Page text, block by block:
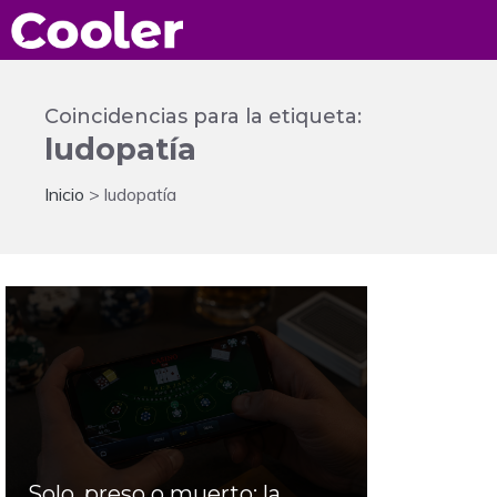
Saltar
al
Coincidencias para la etiqueta:
ludopatía
Inicio > ludopatía